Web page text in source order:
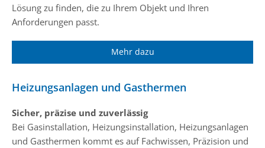
Lösung zu finden, die zu Ihrem Objekt und Ihren
Anforderungen passt.
Mehr dazu
Heizungsanlagen und Gasthermen
Sicher, präzise und zuverlässig
Bei Gasinstallation, Heizungsinstallation, Heizungsanlagen
und Gasthermen kommt es auf Fachwissen, Präzision und